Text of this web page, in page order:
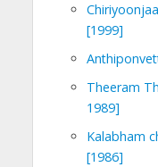
[1999]
Theeram
1989]
Kalabham
[1986]